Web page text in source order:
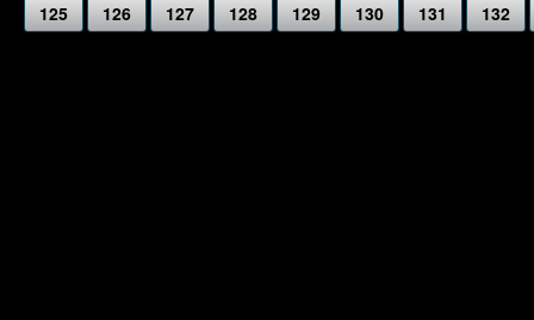
125 126 127 128 129 130 131 132